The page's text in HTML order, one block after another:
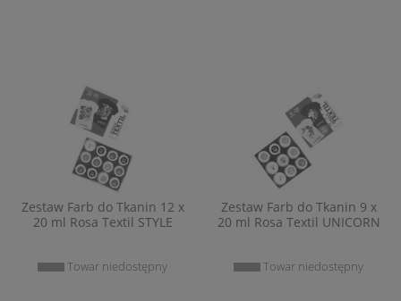
Zestaw Farb do Tkanin 12 x
20 ml Rosa Textil STYLE
Towar niedostępny
Zestaw Farb do Tkanin 9 x
20 ml Rosa Textil UNICORN
Towar niedostępny